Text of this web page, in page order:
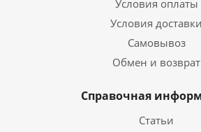
Условия оплаты
Условия доставки
Самовывоз
Обмен и возврат
Справочная
Статьи